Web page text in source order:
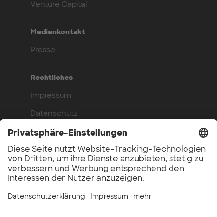
Venture Capital
Medienkontakt
Presse
Rechtliches
Impressum
Datenschutz
Compliance
Arbeite bei uns
Benefits
Offene Stellen